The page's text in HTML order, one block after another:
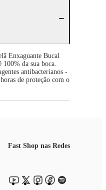
Enxaguante Bucal
da sua boca.
antibacterianos -
de proteção com o
Fast Shop nas Redes